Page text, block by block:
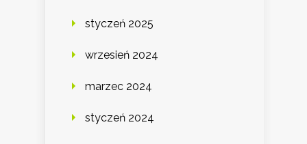
styczeń 2025
wrzesień 2024
marzec 2024
styczeń 2024